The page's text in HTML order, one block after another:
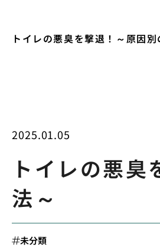
トイレの悪臭を撃退！～原因
2025.01.05
トイレの悪
法～
未分類